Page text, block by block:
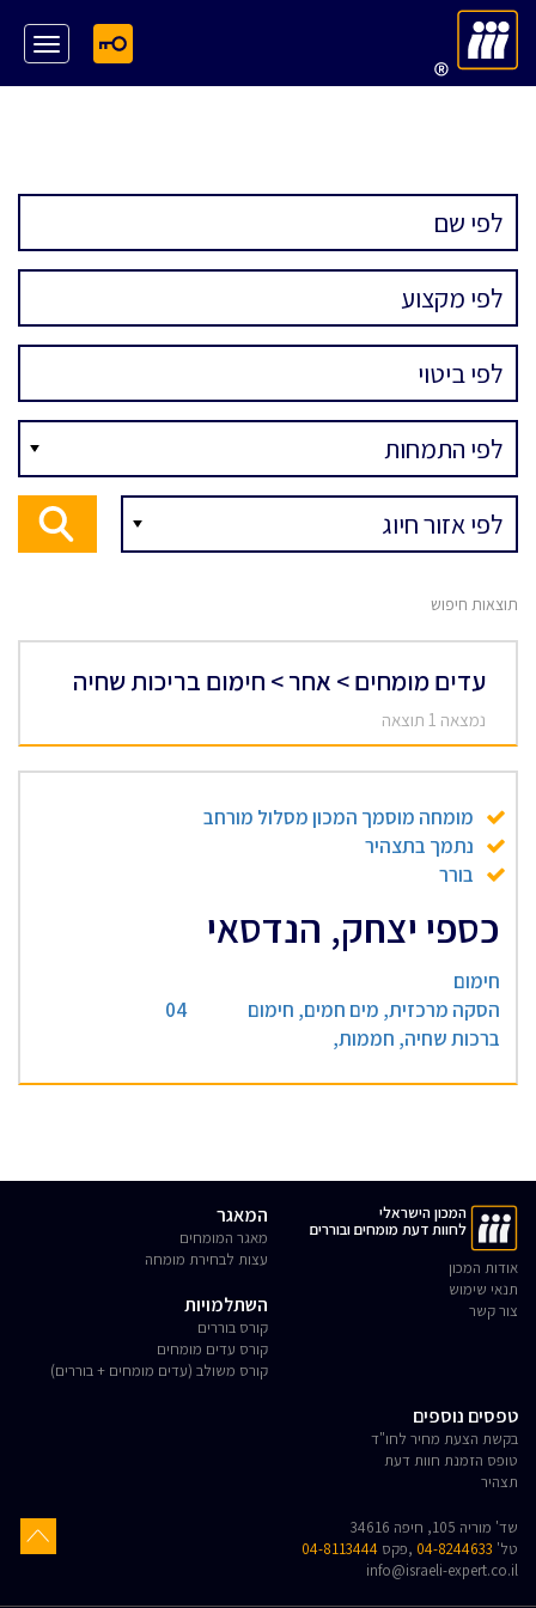
תוצאות חיפוש
עדים מומחים > אחר > חימום בריכות שחיה
נמצאה 1 תוצאה
מומחה מוסמך המכון מסלול מורחב
נתמך בתצהיר
בורר
כספי יצחק, הנדסאי
חימום
הסקה מרכזית, מים חמים, חימום
ברכות שחיה, חממות,
04
המכון הישראלי
לחוות דעת מומחים ובוררים
אודות המכון
תנאי שימוש
צור קשר
המאגר
מאגר המומחים
עצות לבחירת מומחה
השתלמויות
קורס בוררים
קורס עדים מומחים
קורס משולב (עדים מומחים + בוררים)
טפסים נוספים
בקשת הצעת מחיר לחו"ד
טופס הזמנת חוות דעת
תצהיר
שד' מוריה 105, חיפה 34616
טל' 04-8244633 ,פקס 04-8113444
info@israeli-expert.co.il